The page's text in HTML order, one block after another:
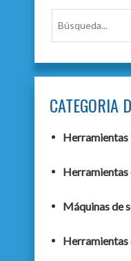
CATEGORIA
Máquinas de
Herramientas